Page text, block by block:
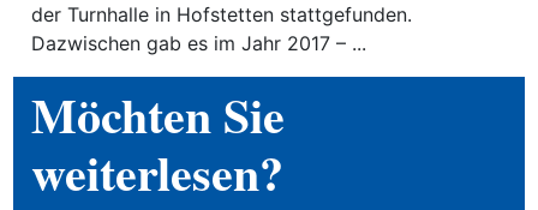
der Turnhalle in Hofstetten stattgefunden.
Dazwischen gab es im Jahr 2017 – ...
Möchten Sie
weiterlesen?